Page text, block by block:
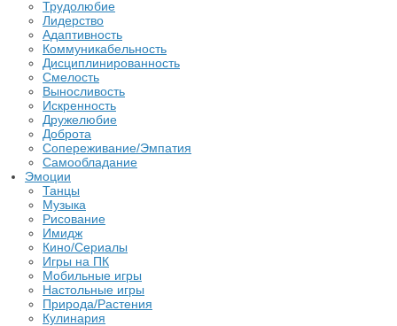
Трудолюбие
Лидерство
Адаптивность
Коммуникабельность
Дисциплинированность
Смелость
Выносливость
Искренность
Дружелюбие
Доброта
Сопереживание/Эмпатия
Самообладание
Эмоции
Танцы
Музыка
Рисование
Имидж
Кино/Сериалы
Игры на ПК
Мобильные игры
Настольные игры
Природа/Растения
Кулинария